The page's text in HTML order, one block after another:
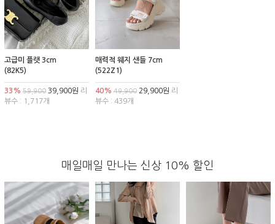
고급미 플랫 3cm
(82K5)
33% 59,900 39,900원 리
뷰수 : 1,717개
매력적 웨지 샌들 7cm
(522Z1)
40% 49,90029,900원 리
뷰수 : 439개
매일매일 만나는 신상 10% 할인